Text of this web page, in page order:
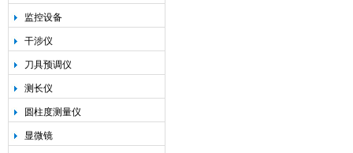
监控设备
干涉仪
刀具预调仪
测长仪
圆柱度测量仪
显微镜